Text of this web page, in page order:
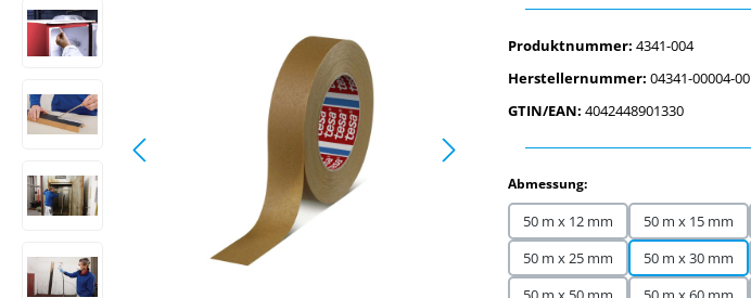
Produktnummer: 4341-004
Herstellernummer: 04341-00004-00
GTIN/EAN: 4042448901330
Abmessung:auswählen
50 m x 12 mm 50 m x 15 mm
50 m x 25 mm
50 m x 30 mm